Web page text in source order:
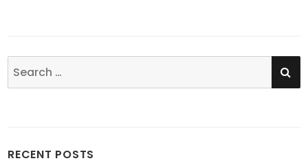
Search
for:
RECENT POSTS